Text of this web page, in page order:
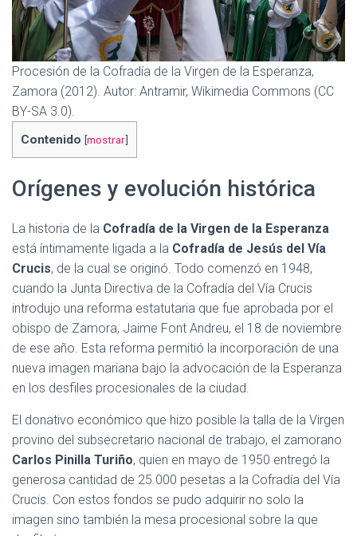
Procesión de la Cofradía de la Virgen de la Esperanza,
Zamora (2012). Autor: Antramir, Wikimedia Commons (CC
BY-SA 3.0).
Contenido [mostrar]
Orígenes y evolución histórica
La historia de la Cofradía de la Virgen de la Esperanza
está íntimamente ligada a la Cofradía de Jesús del Vía
Crucis, de la cual se originó. Todo comenzó en 1948,
cuando la Junta Directiva de la Cofradía del Vía Crucis
introdujo una reforma estatutaria que fue aprobada por el
obispo de Zamora, Jaime Font Andreu, el 18 de noviembre
de ese año. Esta reforma permitió la incorporación de una
nueva imagen mariana bajo la advocación de la Esperanza
en los desfiles procesionales de la ciudad.
El donativo económico que hizo posible la talla de la Virgen
provino del subsecretario nacional de trabajo, el zamorano
Carlos Pinilla Turiño, quien en mayo de 1950 entregó la
generosa cantidad de 25.000 pesetas a la Cofradía del Vía
Crucis. Con estos fondos se pudo adquirir no solo la
imagen sino también la mesa procesional sobre la que